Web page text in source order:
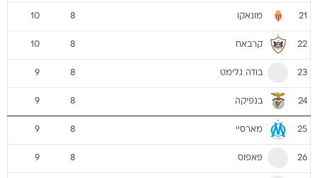
21 מונאקו 8
10
22 קרבאח 8
10
23 בודה גלימט 8
9
24 בנפיקה 8
9
25 מארסיי 8
9
26 פאפוס 8
9